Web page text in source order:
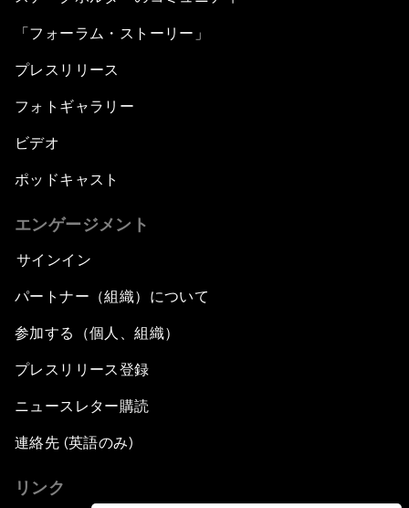
「フォーラム・ストーリー」
プレスリリース
フォトギャラリー
ビデオ
ポッドキャスト
エンゲージメント
サインイン
パートナー（組織）について
参加する（個人、組織）
プレスリリース登録
ニュースレター購読
連絡先 (英語のみ)
リンク